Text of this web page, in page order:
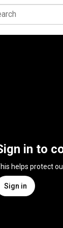
in to
helps protect
Sign in